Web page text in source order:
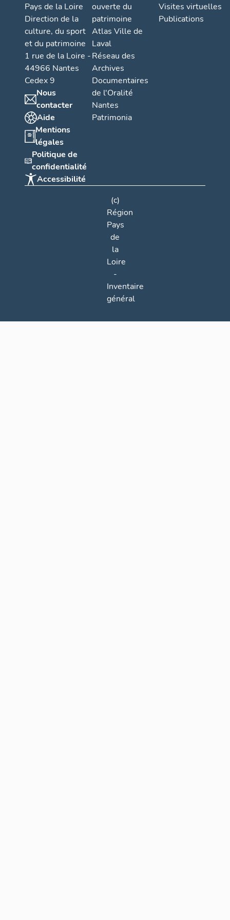
Pays de la Loire
Direction de la
culture, du sport
et du patrimoine
1 rue de la Loire -
44966 Nantes
Cedex 9
Nous
contacter
Aide
Mentions
légales
Politique de
confidentialité
Accessibilité
ouverte du
patrimoine
Atlas Ville de
Laval
Réseau des
Archives
Documentaires
de l'Oralité
Nantes
Patrimonia
Visites virtuelles
Publications
(c)
Région
Pays
de
la
Loire
-
Inventaire
général